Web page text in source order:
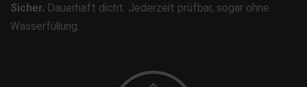
Sicher. Dauerhaft dicht. Jederzeit prüfbar, sogar ohne
Wasserfüllung.